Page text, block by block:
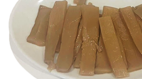
カート